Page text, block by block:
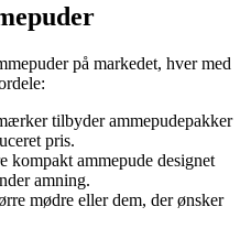
på markedet, hver med
tilbyder ammepudepakker
pris.
kompakt ammepude designet
amning.
mødre eller dem, der ønsker